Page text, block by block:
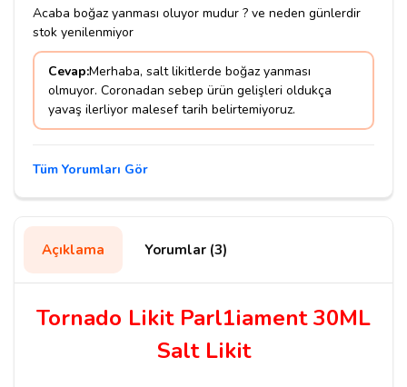
Acaba boğaz yanması oluyor mudur ? ve neden günlerdir
stok yenilenmiyor
Cevap:Merhaba, salt likitlerde boğaz yanması
olmuyor. Coronadan sebep ürün gelişleri oldukça
yavaş ilerliyor malesef tarih belirtemiyoruz.
Tüm Yorumları Gör
Açıklama Yorumlar (3)
Tornado Likit Parl1iament 30ML
Salt Likit